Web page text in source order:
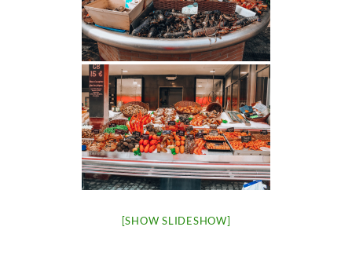
[SHOW SLIDESHOW]